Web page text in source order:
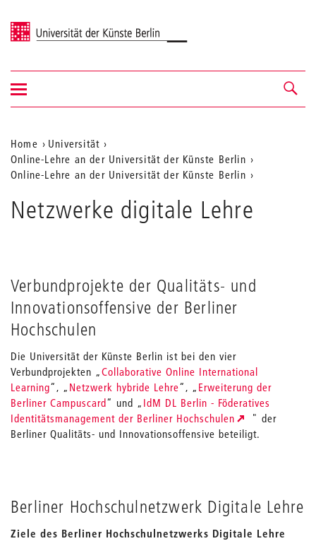
Universität der Künste Berlin
Navigation &
Suche
Navigation
ein-/ausblenden
Aktuelle
Position
der
Home
Universität
Online-Lehre an der Universität der Künste Berlin
Online-Lehre an der Universität der Künste Berlin
Netzwerke digitale Lehre
Verbundprojekte der Qualitäts- und
Innovationsoffensive der Berliner
Hochschulen
Die Universität der Künste Berlin ist bei den vier
Verbundprojekten „Collaborative Online International
Learning“, „ Netzwerk hybride Lehre“, „ Erweiterung der
Berliner Campuscard“ und „ IdM DL Berlin - Föderatives
Identitätsmanagement der Berliner Hochschulen
" der
Berliner Qualitäts- und Innovationsoffensive beteiligt.
Berliner Hochschulnetzwerk Digitale Lehre
Ziele des Berliner Hochschulnetzwerks Digitale Lehre